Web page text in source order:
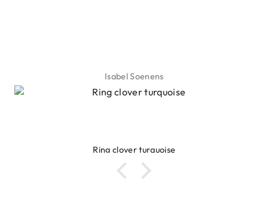
Isabel Soenens
Ring clover turquoise